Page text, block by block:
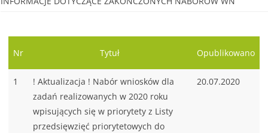
Nr Tytuł Opublikowano
1
! Aktualizacja ! Nabór wniosków dla
zadań realizowanych w 2020 roku
wpisujących się w priorytety z Listy
przedsięwzięć priorytetowych do
20.07.2020